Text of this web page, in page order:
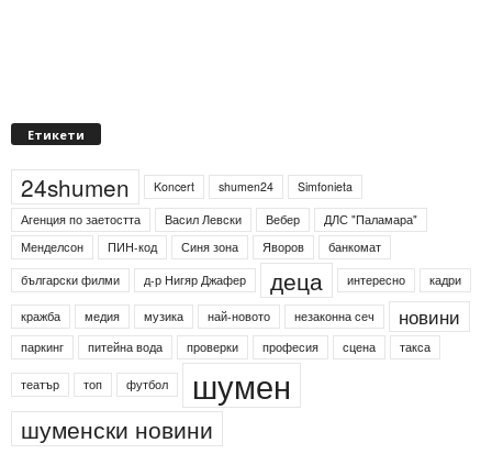
Етикети
24shumen Koncert shumen24
Simfonieta
Агенция по заетостта
Васил Левски Вебер
ДЛС "Паламара"
Менделсон
ПИН-код Синя зона Яворов
банкомат
български филми
д-р Нигяр Джафер деца интересно кадри
кражба медия музика най-новото незаконна сеч новини
паркинг питейна вода проверки професия сцена такса
театър топ футбол шумен
шуменски новини